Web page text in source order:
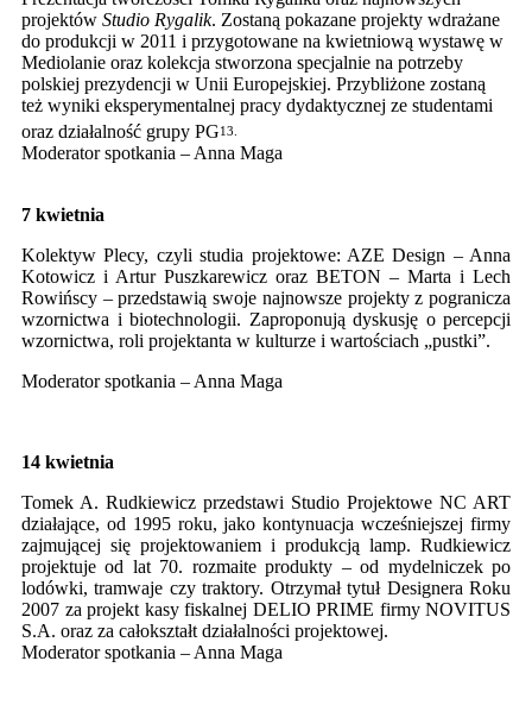
projektów Studio Rygalik. Zostaną pokazane projekty wdrażane
do produkcji w 2011 i przygotowane na kwietniową wystawę w
Mediolanie oraz kolekcja stworzona specjalnie na potrzeby
polskiej prezydencji w Unii Europejskiej. Przybliżone zostaną
też wyniki eksperymentalnej pracy dydaktycznej ze studentami
oraz działalność grupy PG13.
Moderator spotkania – Anna Maga
7 kwietnia
Kolektyw Plecy, czyli studia projektowe: AZE Design – Anna
Kotowicz i Artur Puszkarewicz oraz BETON – Marta i Lech
Rowińscy – przedstawią swoje najnowsze projekty z pogranicza
wzornictwa i biotechnologii. Zaproponują dyskusję o percepcji
wzornictwa, roli projektanta w kulturze i wartościach „pustki”.
Moderator spotkania – Anna Maga
14 kwietnia
Tomek A. Rudkiewicz przedstawi Studio Projektowe NC ART
działające, od 1995 roku, jako kontynuacja wcześniejszej firmy
zajmującej się projektowaniem i produkcją lamp. Rudkiewicz
projektuje od lat 70. rozmaite produkty – od mydelniczek po
lodówki, tramwaje czy traktory. Otrzymał tytuł Designera Roku
2007 za projekt kasy fiskalnej DELIO PRIME firmy NOVITUS
S.A. oraz za całokształt działalności projektowej.
Moderator spotkania – Anna Maga